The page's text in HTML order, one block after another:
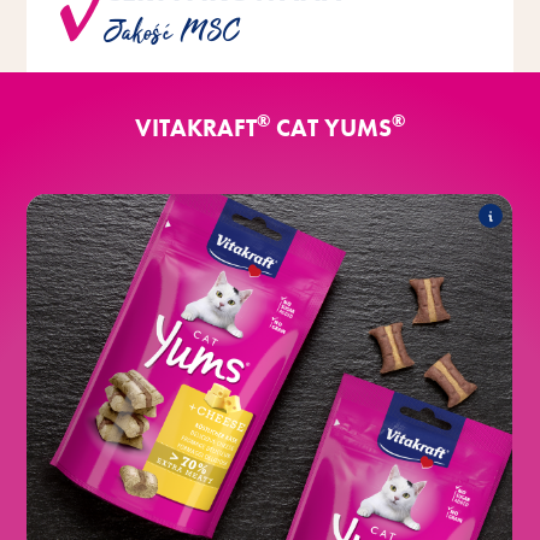
Jakość MSC
wyłącznie ryby o jakości MSC pochodzące ze
zrównoważonych połowów.
VITAKRAFT® CAT YUMS®
CAT Yums
®
Classic
Asortyment obejmuje następujące produkty:
CAT Yums
®
z serem
CAT Yums
®
z wątróbką